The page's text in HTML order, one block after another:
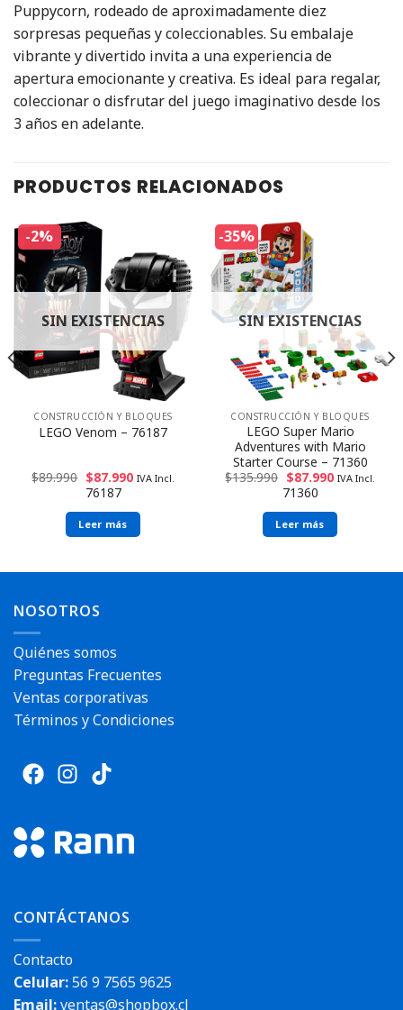
Puppycorn, rodeado de aproximadamente diez
sorpresas pequeñas y coleccionables. Su embalaje
vibrante y divertido invita a una experiencia de
apertura emocionante y creativa. Es ideal para regalar,
coleccionar o disfrutar del juego imaginativo desde los
3 años en adelante.
PRODUCTOS RELACIONADOS
-2%
Envío rápido
SIN EXISTENCIAS
CONSTRUCCIÓN Y BLOQUES
LEGO Venom – 76187
$89.990 $87.990 IVA Incl.
76187
Leer más
-35%
Envío rápido
SIN EXISTENCIAS
CONSTRUCCIÓN Y BLOQUES
LEGO Super Mario
Adventures with Mario
Starter Course – 71360
$135.990 $87.990 IVA Incl.
71360
Leer más
NOSOTROS
Quiénes somos
Preguntas Frecuentes
Ventas corporativas
Términos y Condiciones
CONTÁCTANOS
Contacto
Celular:56 9 7565 9625
Email:ventas@shopbox.cl